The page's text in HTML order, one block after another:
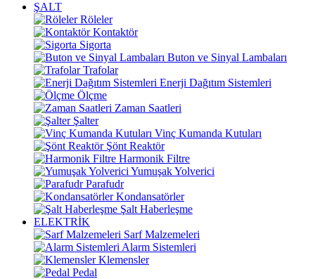
ŞALT
Röleler
Kontaktör
Sigorta
Buton ve Sinyal Lambaları
Trafolar
Enerji Dağıtım Sistemleri
Ölçme
Zaman Saatleri
Şalter
Vinç Kumanda Kutuları
Şönt Reaktör
Harmonik Filtre
Yumuşak Yolverici
Parafudr
Kondansatörler
Şalt Haberleşme
ELEKTRİK
Sarf Malzemeleri
Alarm Sistemleri
Klemensler
Pedal